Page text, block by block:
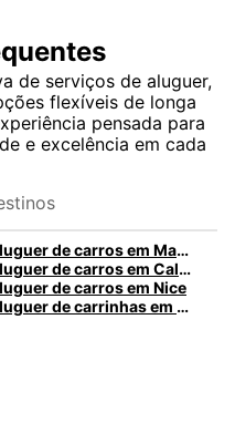
de serviços de aluguer,
flexíveis de longa
pensada para
e excelência em cada
Aluguer de carros em Madrid
Aluguer de carros em Caldas da Rainha
de carros em Nice
Aluguer de carrinhas em Santa Maria da Feira